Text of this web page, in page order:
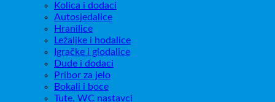
Kolica i dodaci
Autosjedalice
Hranilice
Ležaljke i hodalice
Igračke i glodalice
Dude i dodaci
Pribor za jelo
Bokali i boce
Tute, WC nastavci